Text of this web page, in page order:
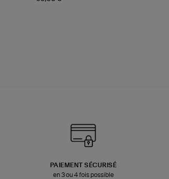
PAIEMENT SÉCURISÉ
en 3 ou 4 fois possible